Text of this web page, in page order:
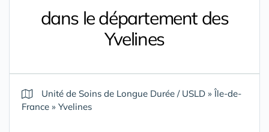
dans le département des
Yvelines
Unité de Soins de Longue Durée / USLD »Île-de-
France » Yvelines